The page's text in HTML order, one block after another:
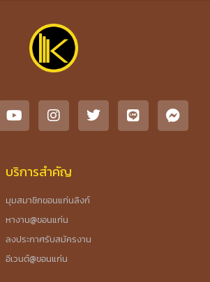
บริการสำคัญ
มุมสมาชิกขอนแก่นลิงก์
หางาน@ขอนแก่น
ลงประกาศรับสมัครงาน
อีเวนต์@ขอนแก่น